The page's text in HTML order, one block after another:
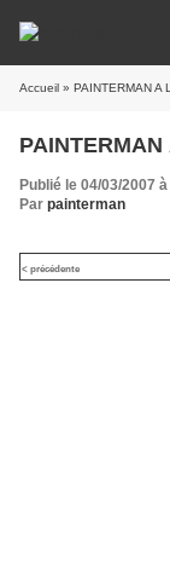
Accueil » PAINTERMAN A
Publié le 04/03/2007
Par painterman
< précédente